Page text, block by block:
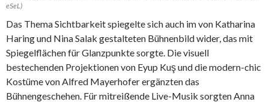
eSeL)
Das Thema Sichtbarkeit spiegelte sich auch im von Katharina
Haring und Nina Salak gestalteten Bühnenbild wider, das mit
Spiegelflächen für Glanzpunkte sorgte. Die visuell
bestechenden Projektionen von Eyup Kuş und die modern-chic
Kostüme von Alfred Mayerhofer ergänzten das
Bühnengeschehen. Für mitreißende Live-Musik sorgten Anna